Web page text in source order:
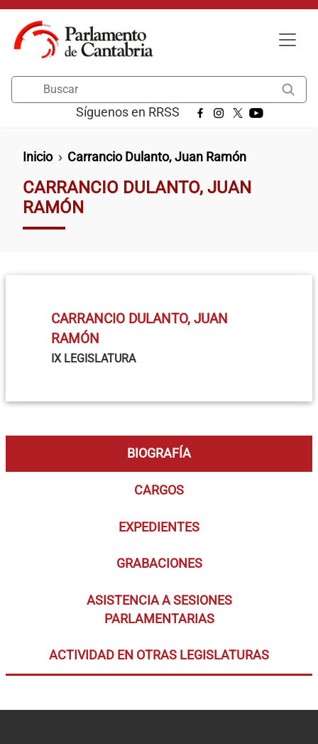
Pasar al contenido principal
Síguenos en RRSS
Ruta de navegación
Inicio Carrancio Dulanto, Juan Ramón
CARRANCIO DULANTO, JUAN
RAMÓN
CARRANCIO DULANTO, JUAN
RAMÓN
IX LEGISLATURA
BIOGRAFÍA
CARGOS
EXPEDIENTES
GRABACIONES
ASISTENCIA A SESIONES
PARLAMENTARIAS
ACTIVIDAD EN OTRAS LEGISLATURAS